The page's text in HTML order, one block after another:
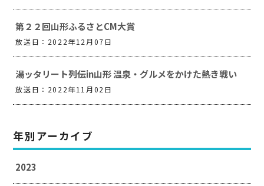
第２２回山形ふるさとCM大賞
放送日：2022年12月07日
湯ッタリート列伝in山形 温泉・グルメをかけた熱き戦い
放送日：2022年11月02日
年別アーカイブ
2023